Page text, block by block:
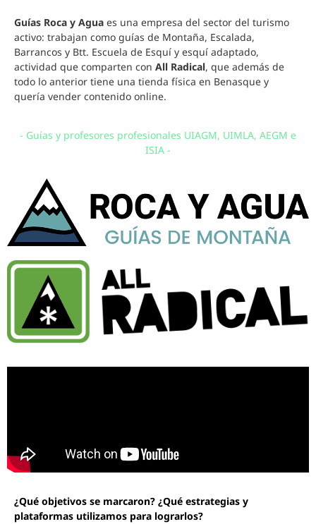
Guías Roca y Agua es una empresa del sector del turismo
activo: trabajan como guías de Montaña, Escalada,
Barrancos y Btt. Escuela de Esquí y esquí adaptado,
actividad que comparten con All Radical, que además de
todo lo anterior tiene una tienda física en Benasque y
quería vender contenido online.
- Guías y profesores profesionales UIAGM, UIMLA, AEGM e
ISIA -
¿Qué objetivos se marcaron? ¿Qué estrategias y
plataformas utilizamos para lograrlos?